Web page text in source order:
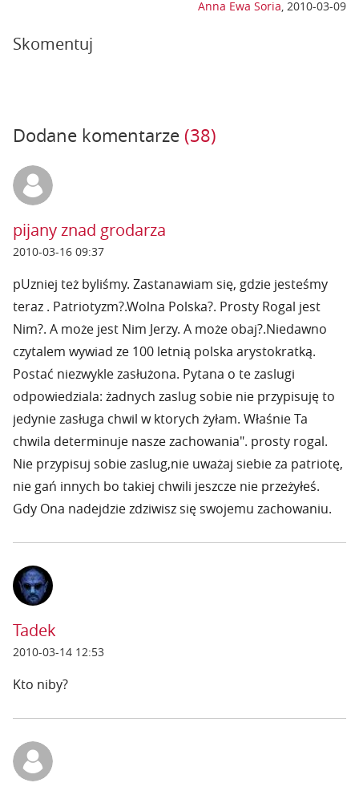
Anna Ewa Soria, 2010-03-09
Skomentuj
Dodane komentarze (38)
pijany znad grodarza
2010-03-16 09:37
pUzniej też byliśmy. Zastanawiam się, gdzie jesteśmy
teraz . Patriotyzm?.Wolna Polska?. Prosty Rogal jest
Nim?. A może jest Nim Jerzy. A może obaj?.Niedawno
czytalem wywiad ze 100 letnią polska arystokratką.
Postać niezwykle zasłużona. Pytana o te zaslugi
odpowiedziala: żadnych zaslug sobie nie przypisuję to
jedynie zasługa chwil w ktorych żyłam. Właśnie Ta
chwila determinuje nasze zachowania". prosty rogal.
Nie przypisuj sobie zaslug,nie uważaj siebie za patriotę,
nie gań innych bo takiej chwili jeszcze nie przeżyłeś.
Gdy Ona nadejdzie zdziwisz się swojemu zachowaniu.
Tadek
2010-03-14 12:53
Kto niby?